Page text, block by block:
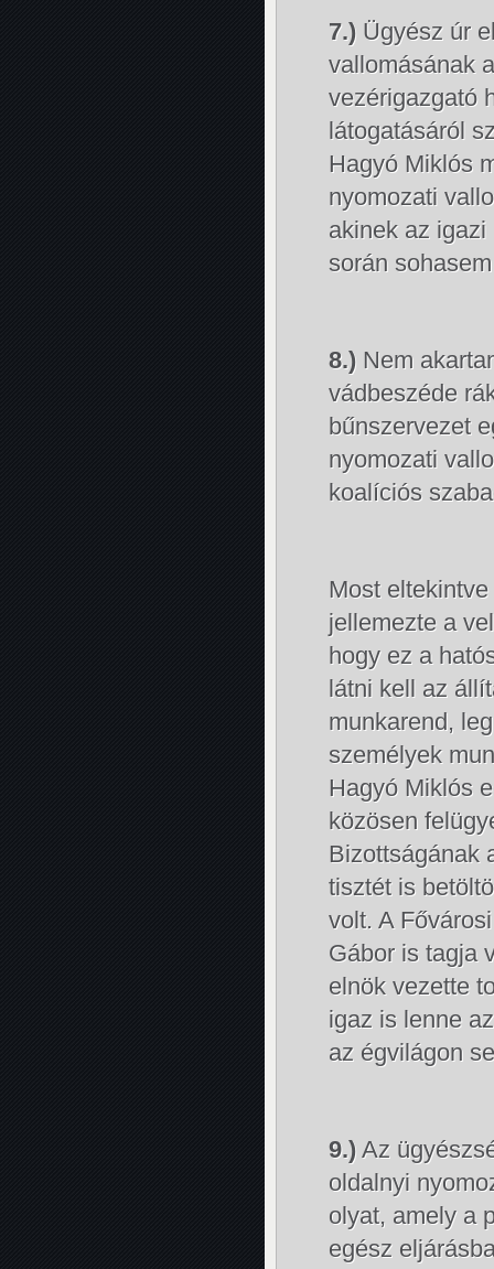
7.) Ügyész úr
vallomásának
vezérigazgató
látogatásáról
Hagyó Miklós
nyomozati
akinek az
során
8.) Nem
vádbeszéde
bűnszervezet
nyomozati
koalíciós
Most
jellemezte a
hogy ez a
látni kell az
munkarend,
személyek
Hagyó Miklós
közösen
Bizottságának
tisztét is
volt. A
Gábor is tagja
elnök vezette
igaz is lenne
az égvilágon
9.) Az
oldalnyi
olyat, amely a
egész